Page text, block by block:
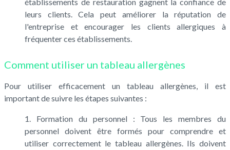
leurs clients. Cela peut améliorer la réputation de
l'entreprise et encourager les clients allergiques à
fréquenter ces établissements.
Comment utiliser un tableau allergènes
Pour utiliser efficacement un tableau allergènes, il est
important de suivre les étapes suivantes :
Formation du personnel : Tous les membres du
personnel doivent être formés pour comprendre et
utiliser correctement le tableau allergènes. Ils doivent